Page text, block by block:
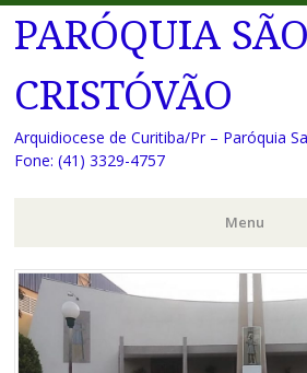
PARÓQUIA SÃO
CRISTÓVÃO
Arquidiocese de Curitiba/Pr – Paróquia
Fone: (41) 3329-4757
Menu
Pular
para
o
conteúdo